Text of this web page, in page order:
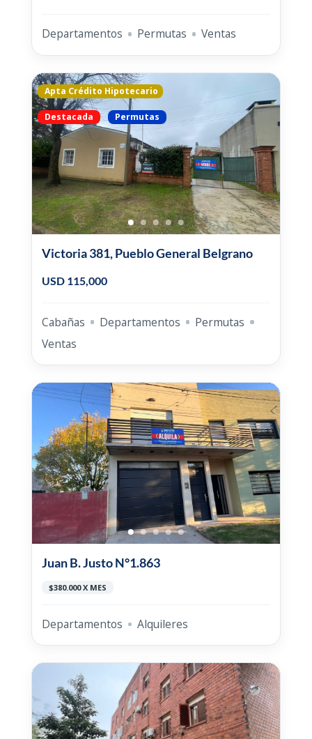
Departamentos Permutas Ventas
Apta Crédito Hipotecario
Destacada Permutas
Victoria 381, Pueblo General Belgrano
USD 115,000
Cabañas Departamentos
Permutas
Ventas
Juan B. Justo N°1.863
$380.000 X MES
Departamentos Alquileres